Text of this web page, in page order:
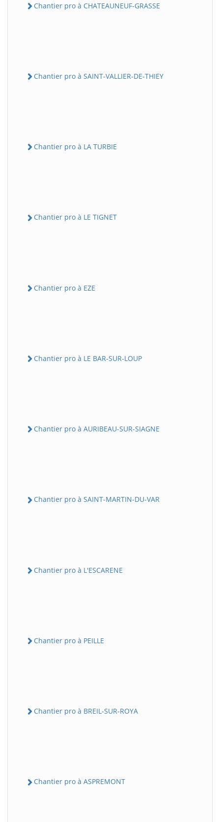
Chantier pro à CHATEAUNEUF-GRASSE
Chantier pro à SAINT-VALLIER-DE-THIEY
Chantier pro à LA TURBIE
Chantier pro à LE TIGNET
Chantier pro à EZE
Chantier pro à LE BAR-SUR-LOUP
Chantier pro à AURIBEAU-SUR-SIAGNE
Chantier pro à SAINT-MARTIN-DU-VAR
Chantier pro à L'ESCARENE
Chantier pro à PEILLE
Chantier pro à BREIL-SUR-ROYA
Chantier pro à ASPREMONT